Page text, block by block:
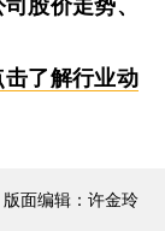
击了解行业动
面编辑：许金玲